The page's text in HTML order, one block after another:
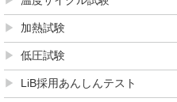
加熱試験
低圧試験
LiB採用あんしんテスト